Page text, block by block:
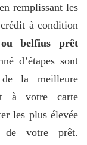
remplissant les
à condition
belfius prêt
d’étapes sont
la meilleure
à votre carte
les plus élevée
de votre prêt.